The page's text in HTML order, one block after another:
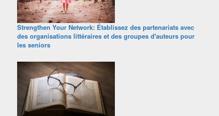
Strengthen Your Network: Établissez des partenariats avec
des organisations littéraires et des groupes d'auteurs pour
les seniors